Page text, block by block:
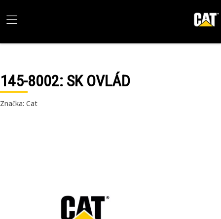
145-8002: SK OVLÁD
Značka: Cat